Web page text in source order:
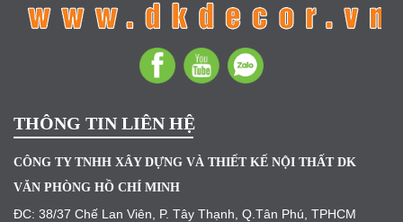
THÔNG TIN LIÊN HỆ
CÔNG TY TNHH XÂY DỰNG VÀ THIẾT KẾ NỘI THẤT DK
VĂN PHÒNG HỒ CHÍ MINH
ĐC: 38/37 Chế Lan Viên, P. Tây Thạnh, Q.Tân Phú, TPHCM